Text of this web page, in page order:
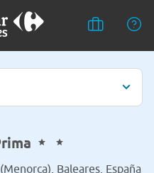
Baleares, España